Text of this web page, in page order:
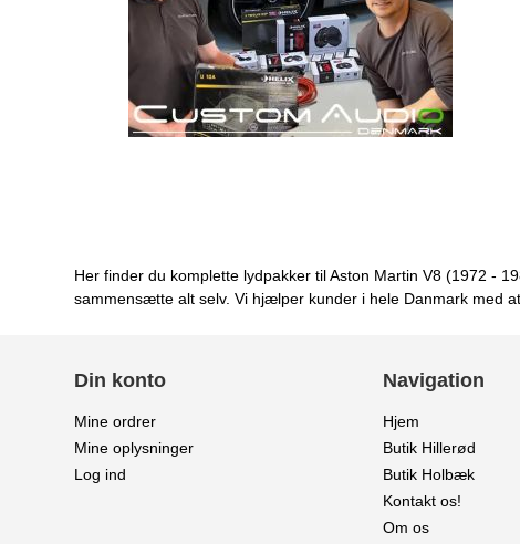
Her finder du komplette lydpakker til Aston Martin V8 (1972 -
sammensætte alt selv. Vi hjælper kunder i hele Danmark med
Din konto
Mine ordrer
Mine oplysninger
Log ind
Navigation
Hjem
Butik Hillerød
Butik Holbæk
Kontakt os!
Om os